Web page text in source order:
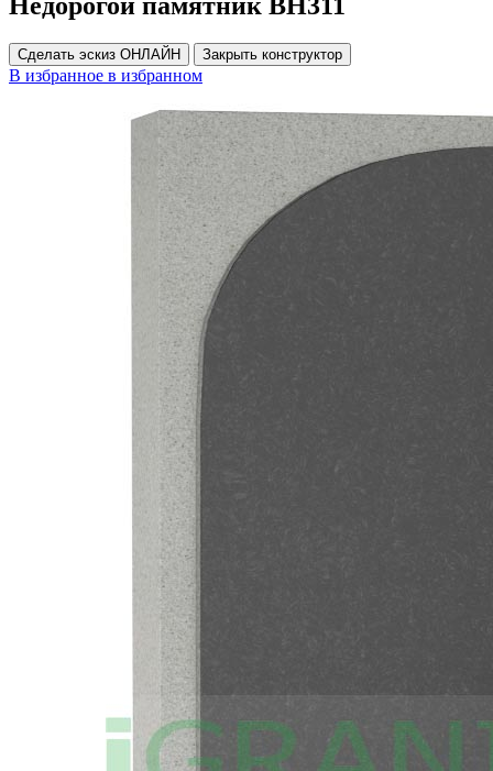
Недорогой памятник ВН311
Сделать эскиз ОНЛАЙН Закрыть конструктор
В избранное в избранном